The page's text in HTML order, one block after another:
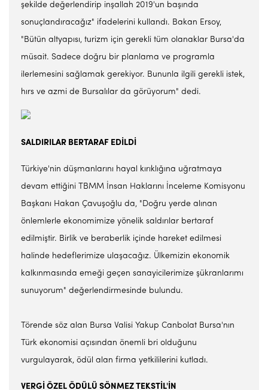
şekilde değerlendirip inşallah 2019'un başında
sonuçlandıracağız" ifadelerini kullandı. Bakan Ersoy,
"Bütün altyapısı, turizm için gerekli tüm olanaklar Bursa'da
müsait. Sadece doğru bir planlama ve programla
ilerlemesini sağlamak gerekiyor. Bununla ilgili gerekli istek,
hırs ve azmi de Bursalılar da görüyorum" dedi.
SALDIRILAR BERTARAF EDİLDİ
Türkiye'nin düşmanlarını hayal kırıklığına uğratmaya
devam ettiğini TBMM İnsan Haklarını İnceleme Komisyonu
Başkanı Hakan Çavuşoğlu da, "Doğru yerde alınan
önlemlerle ekonomimize yönelik saldırılar bertaraf
edilmiştir. Birlik ve beraberlik içinde hareket edilmesi
halinde hedeflerimize ulaşacağız. Ülkemizin ekonomik
kalkınmasında emeği geçen sanayicilerimize şükranlarımı
sunuyorum" değerlendirmesinde bulundu.
Törende söz alan Bursa Valisi Yakup Canbolat Bursa'nın
Türk ekonomisi açısından önemli bri olduğunu
vurgulayarak, ödül alan firma yetkililerini kutladı.
VERGİ ÖZEL ÖDÜLÜ SÖNMEZ TEKSTİL'İN